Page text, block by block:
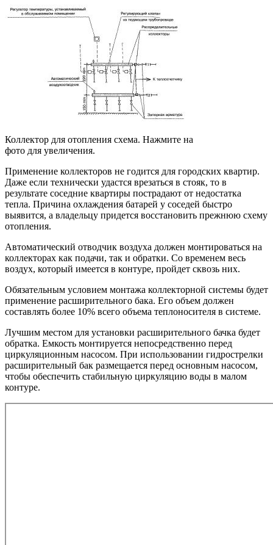
Коллектор для отопления схема. Нажмите на
фото для увеличения.
Применение коллекторов не годится для городских квартир.
Даже если технически удастся врезаться в стояк, то в
результате соседние квартиры пострадают от недостатка
тепла. Причина охлаждения батарей у соседей быстро
выявится, а владельцу придется восстановить прежнюю схему
отопления.
Автоматический отводчик воздуха должен монтироваться на
коллекторах как подачи, так и обратки. Со временем весь
воздух, который имеется в контуре, пройдет сквозь них.
Обязательным условием монтажа коллекторной системы будет
применение расширительного бака. Его объем должен
составлять более 10% всего объема теплоносителя в системе.
Лучшим местом для установки расширительного бачка будет
обратка. Емкость монтируется непосредственно перед
циркуляционным насосом. При использовании гидрострелки
расширительный бак размещается перед основным насосом,
чтобы обеспечить стабильную циркуляцию воды в малом
контуре.